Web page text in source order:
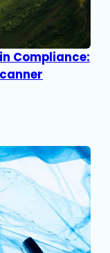
Compliance: